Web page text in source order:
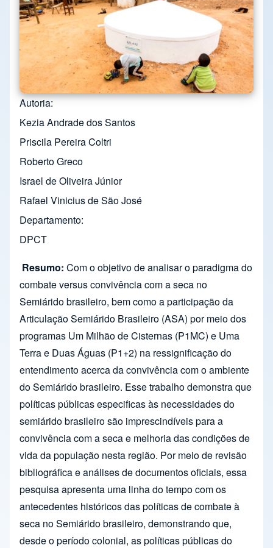
Autoria
Kezia Andrade dos Santos
Priscila Pereira Coltri
Roberto Greco
Israel de Oliveira Júnior
Rafael Vinicius de São José
Departamento
DPCT
Resumo: Com o objetivo de analisar o paradigma do
combate versus convivência com a seca no
Semiárido brasileiro, bem como a participação da
Articulação Semiárido Brasileiro (ASA) por meio dos
programas Um Milhão de Cisternas (P1MC) e Uma
Terra e Duas Águas (P1+2) na ressignificação do
entendimento acerca da convivência com o ambiente
do Semiárido brasileiro. Esse trabalho demonstra que
políticas públicas especificas às necessidades do
semiárido brasileiro são imprescindíveis para a
convivência com a seca e melhoria das condições de
vida da população nesta região. Por meio de revisão
bibliográfica e análises de documentos oficiais, essa
pesquisa apresenta uma linha do tempo com os
antecedentes históricos das políticas de combate à
seca no Semiárido brasileiro, demonstrando que,
desde o período colonial, as políticas públicas do